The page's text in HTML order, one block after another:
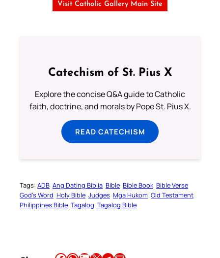
Visit Catholic Gallery Main Site
Catechism of St. Pius X
Explore the concise Q&A guide to Catholic
faith, doctrine, and morals by Pope St. Pius X.
READ CATECHISM
Tags: ADB Ang Dating Biblia Bible Bible Book Bible Verse
God’s Word Holy Bible Judges Mga Hukom Old Testament
Philippines Bible Tagalog Tagalog Bible